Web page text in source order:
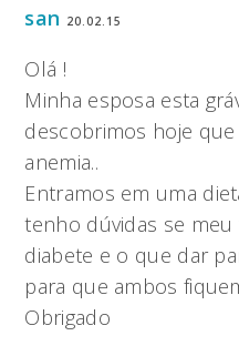
san 20.02.15
Olá !
Minha esposa esta
descobrimos hoje
anemia..
Entramos em uma
tenho dúvidas se
diabete e o que dar
para que ambos
Obrigado